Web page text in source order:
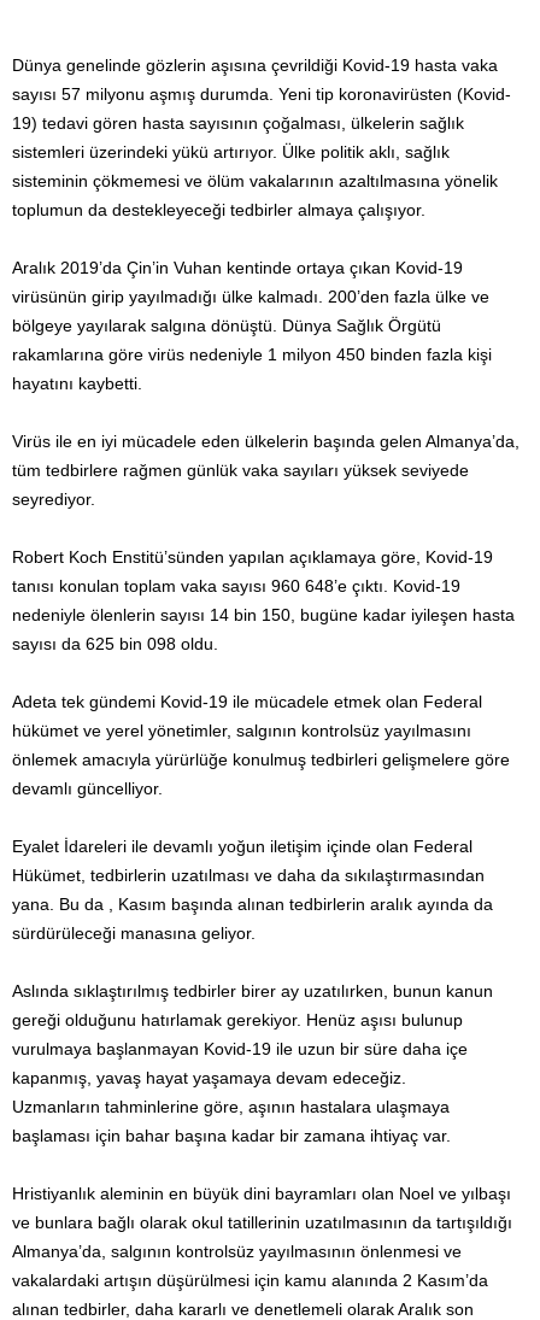
Dünya genelinde gözlerin aşısına çevrildiği Kovid-19 hasta vaka
sayısı 57 milyonu aşmış durumda. Yeni tip koronavirüsten (Kovid-
19) tedavi gören hasta sayısının çoğalması, ülkelerin sağlık
sistemleri üzerindeki yükü artırıyor. Ülke politik aklı, sağlık
sisteminin çökmemesi ve ölüm vakalarının azaltılmasına yönelik
toplumun da destekleyeceği tedbirler almaya çalışıyor.
Aralık 2019’da Çin’in Vuhan kentinde ortaya çıkan Kovid-19
virüsünün girip yayılmadığı ülke kalmadı. 200’den fazla ülke ve
bölgeye yayılarak salgına dönüştü. Dünya Sağlık Örgütü
rakamlarına göre virüs nedeniyle 1 milyon 450 binden fazla kişi
hayatını kaybetti.
Virüs ile en iyi mücadele eden ülkelerin başında gelen Almanya’da,
tüm tedbirlere rağmen günlük vaka sayıları yüksek seviyede
seyrediyor.
Robert Koch Enstitü’sünden yapılan açıklamaya göre, Kovid-19
tanısı konulan toplam vaka sayısı 960 648’e çıktı. Kovid-19
nedeniyle ölenlerin sayısı 14 bin 150, bugüne kadar iyileşen hasta
sayısı da 625 bin 098 oldu.
Adeta tek gündemi Kovid-19 ile mücadele etmek olan Federal
hükümet ve yerel yönetimler, salgının kontrolsüz yayılmasını
önlemek amacıyla yürürlüğe konulmuş tedbirleri gelişmelere göre
devamlı güncelliyor.
Eyalet İdareleri ile devamlı yoğun iletişim içinde olan Federal
Hükümet, tedbirlerin uzatılması ve daha da sıkılaştırmasından
yana. Bu da , Kasım başında alınan tedbirlerin aralık ayında da
sürdürüleceği manasına geliyor.
Aslında sıklaştırılmış tedbirler birer ay uzatılırken, bunun kanun
gereği olduğunu hatırlamak gerekiyor. Henüz aşısı bulunup
vurulmaya başlanmayan Kovid-19 ile uzun bir süre daha içe
kapanmış, yavaş hayat yaşamaya devam edeceğiz.
Uzmanların tahminlerine göre, aşının hastalara ulaşmaya
başlaması için bahar başına kadar bir zamana ihtiyaç var.
Hristiyanlık aleminin en büyük dini bayramları olan Noel ve yılbaşı
ve bunlara bağlı olarak okul tatillerinin uzatılmasının da tartışıldığı
Almanya’da, salgının kontrolsüz yayılmasının önlenmesi ve
vakalardaki artışın düşürülmesi için kamu alanında 2 Kasım’da
alınan tedbirler, daha kararlı ve denetlemeli olarak Aralık son